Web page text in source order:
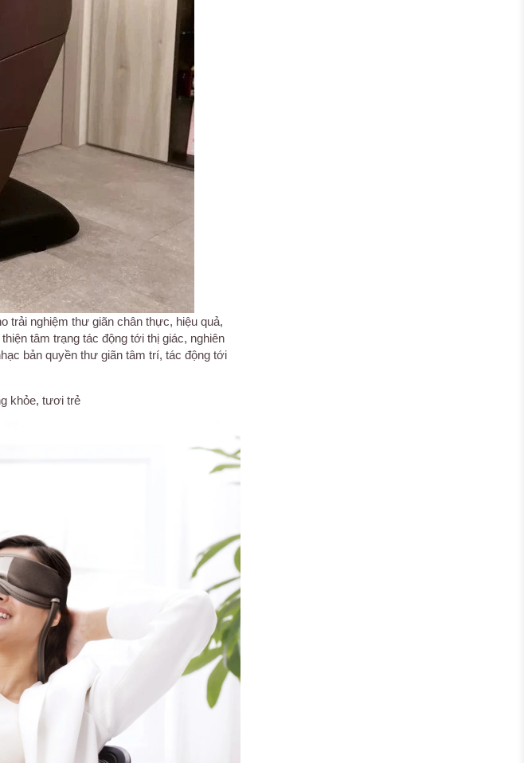
trải nghiệm thư giãn chân thực, hiệu quả,
tâm trạng tác động tới thị giác, nghiên
bản quyền thư giãn tâm trí, tác động tới
khỏe, tươi trẻ